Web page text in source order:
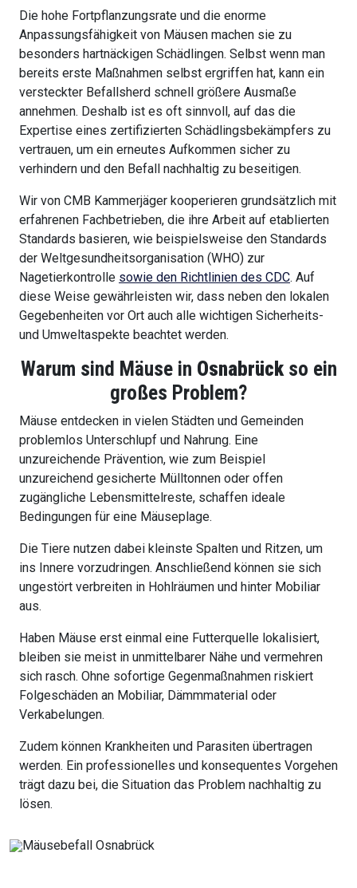
Die hohe Fortpflanzungsrate und die enorme
Anpassungsfähigkeit von Mäusen machen sie zu
besonders hartnäckigen Schädlingen. Selbst wenn man
bereits erste Maßnahmen selbst ergriffen hat, kann ein
versteckter Befallsherd schnell größere Ausmaße
annehmen. Deshalb ist es oft sinnvoll, auf das die
Expertise eines zertifizierten Schädlingsbekämpfers zu
vertrauen, um ein erneutes Aufkommen sicher zu
verhindern und den Befall nachhaltig zu beseitigen.
Wir von CMB Kammerjäger kooperieren grundsätzlich mit
erfahrenen Fachbetrieben, die ihre Arbeit auf etablierten
Standards basieren, wie beispielsweise den Standards
der Weltgesundheitsorganisation (WHO) zur
Nagetierkontrolle sowie den Richtlinien des CDC. Auf
diese Weise gewährleisten wir, dass neben den lokalen
Gegebenheiten vor Ort auch alle wichtigen Sicherheits-
und Umweltaspekte beachtet werden.
Warum sind Mäuse in Osnabrück so ein
großes Problem?
Mäuse entdecken in vielen Städten und Gemeinden
problemlos Unterschlupf und Nahrung. Eine
unzureichende Prävention, wie zum Beispiel
unzureichend gesicherte Mülltonnen oder offen
zugängliche Lebensmittelreste, schaffen ideale
Bedingungen für eine Mäuseplage.
Die Tiere nutzen dabei kleinste Spalten und Ritzen, um
ins Innere vorzudringen. Anschließend können sie sich
ungestört verbreiten in Hohlräumen und hinter Mobiliar
aus.
Haben Mäuse erst einmal eine Futterquelle lokalisiert,
bleiben sie meist in unmittelbarer Nähe und vermehren
sich rasch. Ohne sofortige Gegenmaßnahmen riskiert
Folgeschäden an Mobiliar, Dämmmaterial oder
Verkabelungen.
Zudem können Krankheiten und Parasiten übertragen
werden. Ein professionelles und konsequentes Vorgehen
trägt dazu bei, die Situation das Problem nachhaltig zu
lösen.